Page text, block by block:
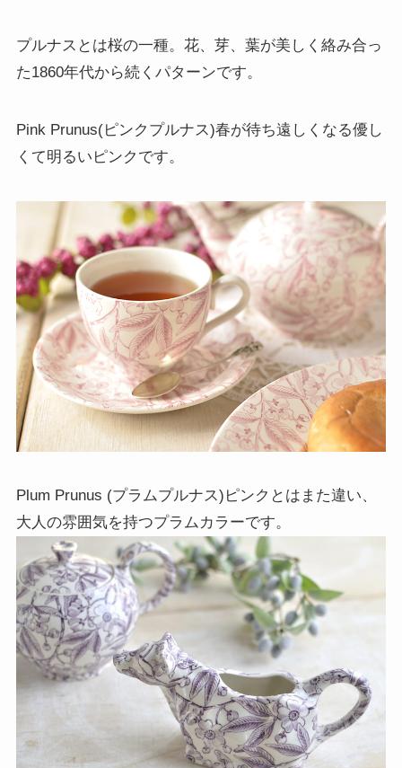
プルナスとは桜の一種。花、芽、葉が美しく絡み合っ
た1860年代から続くパターンです。
Pink Prunus(ピンクプルナス)春が待ち遠しくなる優し
くて明るいピンクです。
Plum Prunus (プラムプルナス)ピンクとはまた違い、
大人の雰囲気を持つプラムカラーです。